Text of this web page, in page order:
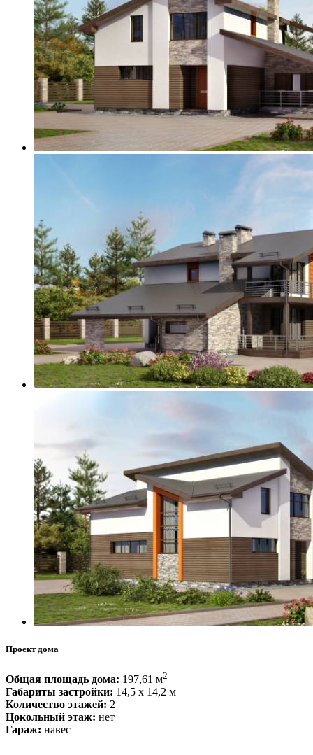
Проект дома
Общая площадь дома: 197,61 м2
Габариты застройки: 14,5 x 14,2 м
Количество этажей: 2
Цокольный этаж: нет
Гараж: навес